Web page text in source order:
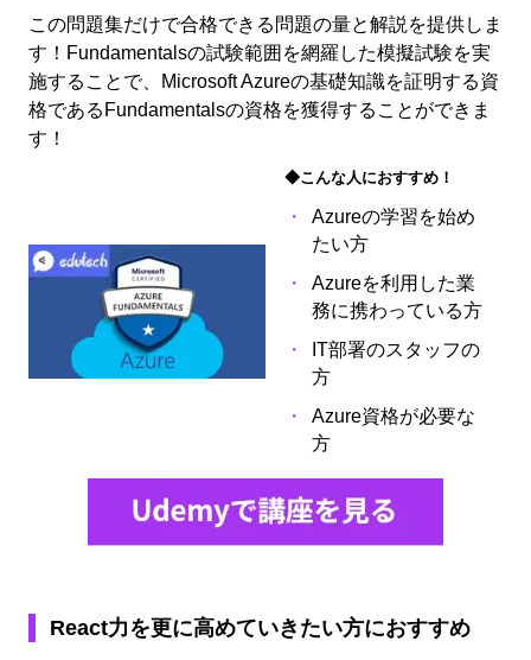
この問題集だけで合格できる問題の量と解説を提供しま
す！Fundamentalsの試験範囲を網羅した模擬試験を実
施することで、Microsoft Azureの基礎知識を証明する資
格であるFundamentalsの資格を獲得することができま
す！
◆こんな人におすすめ！
Azureの学習を始め
たい方
Azureを利用した業
務に携わっている方
IT部署のスタッフの
方
Azure資格が必要な
方
React力を更に高めていきたい方におすすめ